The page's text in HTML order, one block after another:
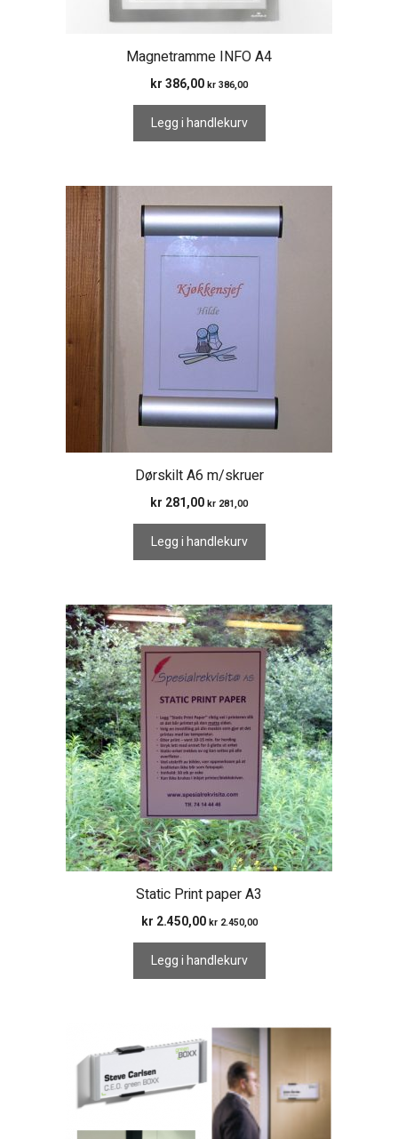
Magnetramme INFO A4
kr 386,00 kr 386,00
Legg i handlekurv
Dørskilt A6 m/skruer
kr 281,00 kr 281,00
Legg i handlekurv
Static Print paper A3
kr 2.450,00 kr2.450,00
Legg i handlekurv